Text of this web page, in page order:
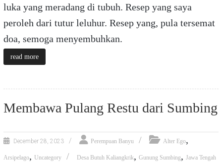
luka yang meradang di tubuh. Resep yang saya
peroleh dari tutur leluhur. Resep yang, pula tersemat
doa, semoga menyembuhkan.
read more
Membawa Pulang Restu dari Sumbing
December 28, 2023 Perempuan Banyu Alter Ego,
Arsipelago, Uncategory Desa Butuh Kaliangkrik, Gunung Sumbing, Jawa Tengah